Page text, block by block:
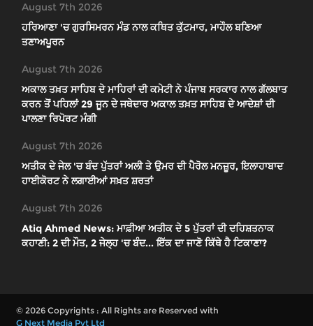
August 7th 2026
ਹਰਿਆਣਾ 'ਚ ਗੁਰਸਿਮਰਨ ਮੰਡ ਨਾਲ ਕਥਿਤ ਕੁੱਟਮਾਰ, ਮਾਹੌਲ ਬਣਿਆ
ਤਣਾਅਪੂਰਨ
August 7th 2026
ਅਕਾਲ ਤਖ਼ਤ ਸਾਹਿਬ ਦੇ ਮਾਹਿਰਾਂ ਦੀ ਕਮੇਟੀ ਨੇ ਪੰਜਾਬ ਸਰਕਾਰ ਨਾਲ ਗੱਲਬਾਤ
ਕਰਨ ਤੋਂ ਪਹਿਲਾਂ 29 ਜੂਨ ਦੇ ਜਥੇਦਾਰ ਅਕਾਲ ਤਖ਼ਤ ਸਾਹਿਬ ਦੇ ਆਦੇਸ਼ਾਂ ਦੀ
ਪਾਲਣਾ ਰਿਪੋਰਟ ਮੰਗੀ
August 7th 2026
ਅਤੀਕ ਦੇ ਜੇਲ 'ਚ ਬੰਦ ਪੁੱਤਰਾਂ ਅਲੀ ਤੇ ਉਮਰ ਦੀ ਪੈਰੋਲ ਮਨਜ਼ੂਰ, ਇਲਾਹਾਬਾਦ
ਹਾਈਕੋਰਟ ਨੇ ਲਗਾਈਆਂ ਸਖ਼ਤ ਸ਼ਰਤਾਂ
August 7th 2026
Atiq Ahmed News: ਮਾਫ਼ੀਆ ਅਤੀਕ ਦੇ 5 ਪੁੱਤਰਾਂ ਦੀ ਦਹਿਸ਼ਤਨਾਕ
ਕਹਾਣੀ: 2 ਦੀ ਮੌਤ, 2 ਜੇਲ੍ਹ 'ਚ ਬੰਦ... ਇੱਕ ਦਾ ਜਾਣੋ ਕਿੱਥੇ ਹੈ ਟਿਕਾਣਾ?
© 2026 Copyrights : All Rights are Reserved with
G Next Media Pvt Ltd